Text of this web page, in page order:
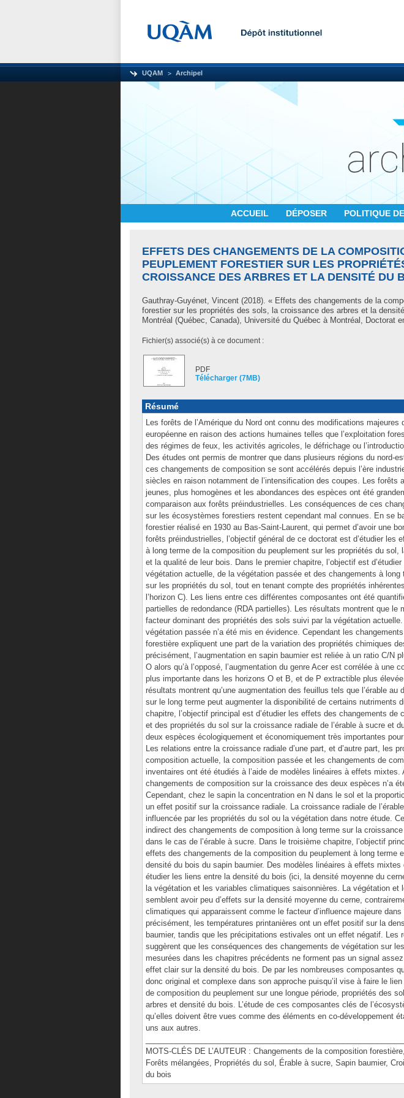
UQAM Archipel
ACCUEIL DÉPOSER POLITIQUE
EFFETS DES CHANGEMENTS DE LA
PEUPLEMENT FORESTIER SUR LES
CROISSANCE DES ARBRES ET LA DENSITÉ DU
Gauthray-Guyénet, Vincent (2018). « Effets des changements de la
forestier sur les propriétés des sols, la croissance des arbres et la
Montréal (Québec, Canada), Université du Québec à Montréal, Doctorat
Fichier(s) associé(s) à ce document :
PDF
Télécharger (7MB)
Résumé
Les forêts de l’Amérique du Nord ont connu des modifications majeures
européenne en raison des actions humaines telles que l’exploitation
des régimes de feux, les activités agricoles, le défrichage ou
Des études ont permis de montrer que dans plusieurs régions du nord-
ces changements de composition se sont accélérés depuis l’ère
siècles en raison notamment de l’intensification des coupes. Les forêts
jeunes, plus homogènes et les abondances des espèces ont été
comparaison aux forêts préindustrielles. Les conséquences de ces
sur les écosystèmes forestiers restent cependant mal connues. En se
forestier réalisé en 1930 au Bas-Saint-Laurent, qui permet d’avoir une
forêts préindustrielles, l’objectif général de ce doctorat est d’étudier les
à long terme de la composition du peuplement sur les propriétés du sol,
et la qualité de leur bois. Dans le premier chapitre, l’objectif est
végétation actuelle, de la végétation passée et des changements à long
sur les propriétés du sol, tout en tenant compte des propriétés
l’horizon C). Les liens entre ces différentes composantes ont été
partielles de redondance (RDA partielles). Les résultats montrent que le
facteur dominant des propriétés des sols suivi par la végétation
végétation passée n’a été mis en évidence. Cependant les
forestière expliquent une part de la variation des propriétés chimiques
précisément, l’augmentation en sapin baumier est reliée à un ratio C/N
O alors qu’à l’opposé, l’augmentation du genre Acer est corrélée à une
plus importante dans les horizons O et B, et de P extractible plus élevée
résultats montrent qu’une augmentation des feuillus tels que l’érable au
sur le long terme peut augmenter la disponibilité de certains nutriments
chapitre, l’objectif principal est d’étudier les effets des changements de
et des propriétés du sol sur la croissance radiale de l’érable à sucre et
deux espèces écologiquement et économiquement très importantes
Les relations entre la croissance radiale d’une part, et d’autre part, les
composition actuelle, la composition passée et les changements de
inventaires ont été étudiés à l’aide de modèles linéaires à effets mixtes.
changements de composition sur la croissance des deux espèces n’a
Cependant, chez le sapin la concentration en N dans le sol et la
un effet positif sur la croissance radiale. La croissance radiale de
influencée par les propriétés du sol ou la végétation dans notre étude.
indirect des changements de composition à long terme sur la
dans le cas de l’érable à sucre. Dans le troisième chapitre, l’objectif
effets des changements de la composition du peuplement à long terme
densité du bois du sapin baumier. Des modèles linéaires à effets
étudier les liens entre la densité du bois (ici, la densité moyenne du
la végétation et les variables climatiques saisonnières. La végétation et
semblent avoir peu d’effets sur la densité moyenne du cerne,
climatiques qui apparaissent comme le facteur d’influence majeure
précisément, les températures printanières ont un effet positif sur la
baumier, tandis que les précipitations estivales ont un effet négatif. Les
suggèrent que les conséquences des changements de végétation sur
mesurées dans les chapitres précédents ne forment pas un signal
effet clair sur la densité du bois. De par les nombreuses composantes
donc original et complexe dans son approche puisqu’il vise à faire le
de composition du peuplement sur une longue période, propriétés des
arbres et densité du bois. L’étude de ces composantes clés de
qu’elles doivent être vues comme des éléments en co-développement
uns aux autres.
MOTS-CLÉS DE L’AUTEUR : Changements de la composition
Forêts mélangées, Propriétés du sol, Érable à sucre, Sapin baumier,
du bois